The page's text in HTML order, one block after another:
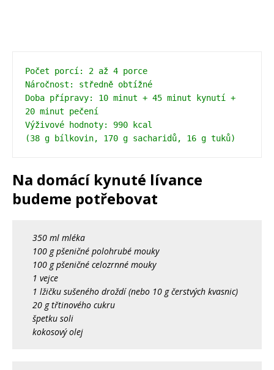
Počet porcí: 2 až 4 porce
Náročnost: středně obtížné
Doba přípravy: 10 minut + 45 minut kynutí +
20 minut pečení
Výživové hodnoty: 990 kcal
(38 g bílkovin, 170 g sacharidů, 16 g tuků)
Na domácí kynuté lívance
budeme potřebovat
350 ml mléka
100 g pšeničné polohrubé mouky
100 g pšeničné celozrnné mouky
1 vejce
1 lžičku sušeného droždí (nebo 10 g čerstvých kvasnic)
20 g třtinového cukru
špetku soli
kokosový olej